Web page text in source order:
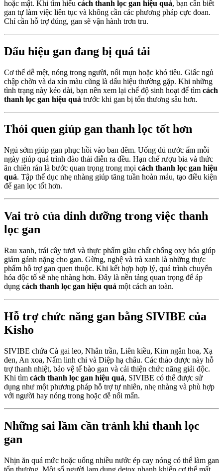
hoặc mật. Khi tìm hiểu cách thanh lọc gan hiệu quả, bạn cần biết
gan tự làm việc liên tục và không cần các phương pháp cực đoan.
Chỉ cần hỗ trợ đúng, gan sẽ vận hành trơn tru.
Dấu hiệu gan đang bị quá tải
Cơ thể dễ mệt, nóng trong người, nổi mụn hoặc khó tiêu. Giấc ngủ
chập chờn và da xỉn màu cũng là dấu hiệu thường gặp. Khi những
tình trạng này kéo dài, bạn nên xem lại chế độ sinh hoạt để tìm cách
thanh lọc gan hiệu quả trước khi gan bị tổn thương sâu hơn.
Thói quen giúp gan thanh lọc tốt hơn
Ngủ sớm giúp gan phục hồi vào ban đêm. Uống đủ nước ấm mỗi
ngày giúp quá trình đào thải diễn ra đều. Hạn chế rượu bia và thức
ăn chiên rán là bước quan trọng trong mọi cách thanh lọc gan hiệu
quả. Tập thể dục nhẹ nhàng giúp tăng tuần hoàn máu, tạo điều kiện
để gan lọc tốt hơn.
Vai trò của dinh dưỡng trong việc thanh
lọc gan
Rau xanh, trái cây tươi và thực phẩm giàu chất chống oxy hóa giúp
giảm gánh nặng cho gan. Gừng, nghệ và trà xanh là những thực
phẩm hỗ trợ gan quen thuộc. Khi kết hợp hợp lý, quá trình chuyển
hóa độc tố sẽ nhẹ nhàng hơn. Đây là nền tảng quan trọng để áp
dụng cách thanh lọc gan hiệu quả một cách an toàn.
Hỗ trợ chức năng gan bằng SIVIBE của
Kisho
SIVIBE chứa Cà gai leo, Nhân trần, Liên kiều, Kim ngân hoa, Xạ
đen, An xoa, Nấm linh chi và Diệp hạ châu. Các thảo dược này hỗ
trợ thanh nhiệt, bảo vệ tế bào gan và cải thiện chức năng giải độc.
Khi tìm cách thanh lọc gan hiệu quả, SIVIBE có thể được sử
dụng như một phương pháp hỗ trợ tự nhiên, nhẹ nhàng và phù hợp
với người hay nóng trong hoặc dễ nổi mẩn.
Những sai lầm cần tránh khi thanh lọc
gan
Nhịn ăn quá mức hoặc uống nhiều nước ép cay nóng có thể làm gan
tổn thương. Một số người lạm dụng detox nhanh khiến cơ thể mất